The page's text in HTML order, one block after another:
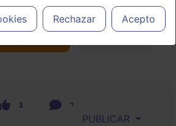
prescribir medicamentos y decidir, en
tratamiento más adecuado a las
Rechazar Acepto
|Trastornos de
3 2
PUBLICAR